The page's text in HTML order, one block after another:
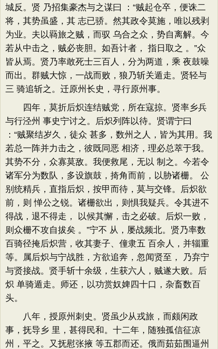
城反。贤 乃招集豪杰与之谋曰 ：“贼起仓卒，便诛二
将，其势虽盛，其 志已骄。然其政令莫施，唯以残剥
为业。夫以羇旅之贼，而驭 乌合之众，势自离解。今
若从中击之，贼必丧胆。如吾计者， 指日取之 。”众
皆从焉。贤乃率敢死士三百人，分为两道，乘 夜鼓噪
而出。群贼大惊，一战而败，狼乃斩关遁走。贤轻与
三 骑追斩之。迁原州长史，寻行原州事。
四年，莫折后炽连结贼党，所在寇掠。贤率乡兵
与行泾州 事史宁讨之。后炽列阵以待。贤谓宁曰
：“贼聚结岁久，徒众 甚多，数州之人，皆为其用。我
若总一阵并力击之，彼既同恶 相济，理必总萃于我。
其势不分，众寡莫敌。我便救尾，无以 制之。今若令
诸军分为数队，多设旗鼓，掎角而前，以胁诸栅。 公
别统精兵，直指后炽，按甲而待，莫与交锋。后炽欲
前，则 惮公之锐。诸栅欲出，则惧我疑兵。令其进不
得战，退不得走， 以候其懈，击之必破。后炽一败，
则众栅不攻自拔矣 。”宁不 从，屡战频北。贤乃率数
百骑径掩后炽营，收其妻子、僮隶五 百余人，并辎重
等。属后炽与宁战胜，方欲追奔，忽闻贤至， 乃弃宁
与贤接战。贤手斩十余级，生获六人，贼遂大败。后
炽 单骑遁走。师还，以功赏奴婢四十口，杂畜数百
头。
八年，授原州刺史。贤虽少从戎旅，而颇闲政
事，抚导乡 里，甚得民和。十二年，随独孤信征凉
州，平之。又抚慰张掖 等五郡而还。俄而茹茹围逼州